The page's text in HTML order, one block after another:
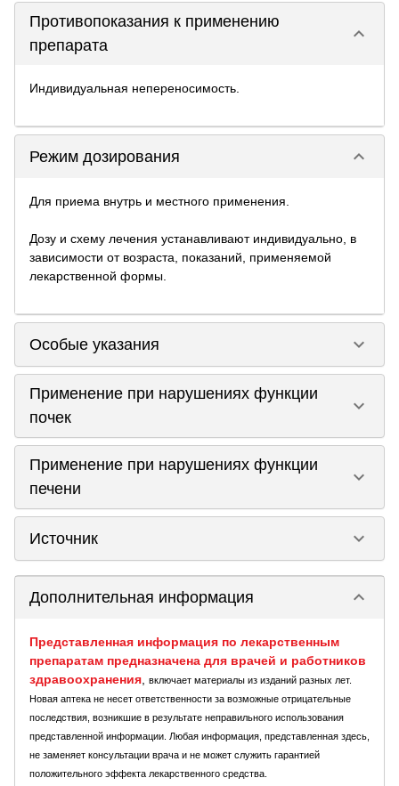
Противопоказания к применению
препарата
keyboard_arrow_down
Индивидуальная непереносимость.
Режим дозирования keyboard_arrow_down
Для приема внутрь и местного применения.
Дозу и схему лечения устанавливают индивидуально, в
зависимости от возраста, показаний, применяемой
лекарственной формы.
Особые указания keyboard_arrow_down
Применение при нарушениях функции
почек
keyboard_arrow_down
Применение при нарушениях функции
печени
keyboard_arrow_down
Источник keyboard_arrow_down
Дополнительная информация keyboard_arrow_down
Представленная информация по лекарственным
препаратам предназначена для врачей и работников
здравоохранения
включает материалы из изданий разных лет.
Новая аптека не несет ответственности за возможные отрицательные
последствия, возникшие в результате неправильного использования
представленной информации. Любая информация, представленная здесь,
не заменяет консультации врача и не может служить гарантией
положительного эффекта лекарственного средства.